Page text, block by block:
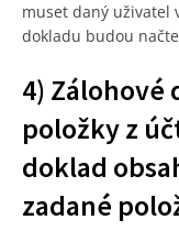
muset daný uživatel
dokladu budou
4) Zálohové
položky z
doklad
zadané